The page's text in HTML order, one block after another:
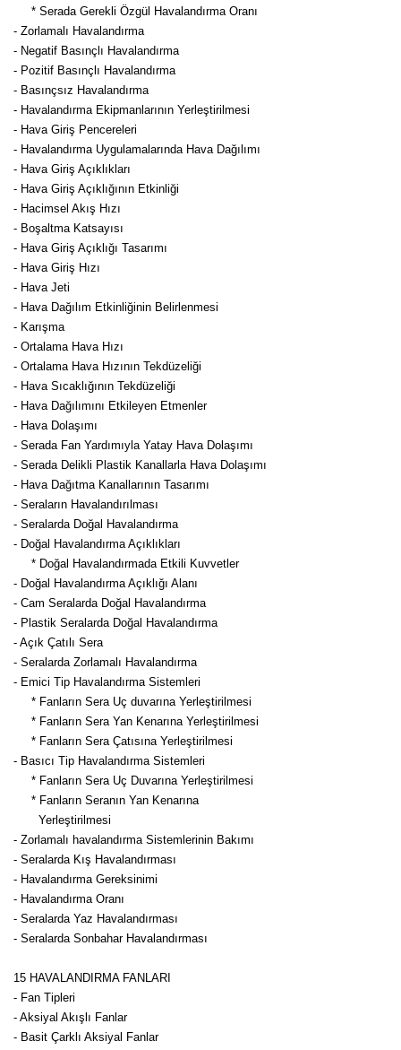
* Serada Gerekli Özgül Havalandırma Oranı
- Zorlamalı Havalandırma
- Negatif Basınçlı Havalandırma
- Pozitif Basınçlı Havalandırma
- Basınçsız Havalandırma
- Havalandırma Ekipmanlarının Yerleştirilmesi
- Hava Giriş Pencereleri
- Havalandırma Uygulamalarında Hava Dağılımı
- Hava Giriş Açıklıkları
- Hava Giriş Açıklığının Etkinliği
- Hacimsel Akış Hızı
- Boşaltma Katsayısı
- Hava Giriş Açıklığı Tasarımı
- Hava Giriş Hızı
- Hava Jeti
- Hava Dağılım Etkinliğinin Belirlenmesi
- Karışma
- Ortalama Hava Hızı
- Ortalama Hava Hızının Tekdüzeliği
- Hava Sıcaklığının Tekdüzeliği
- Hava Dağılımını Etkileyen Etmenler
- Hava Dolaşımı
- Serada Fan Yardımıyla Yatay Hava Dolaşımı
- Serada Delikli Plastik Kanallarla Hava Dolaşımı
- Hava Dağıtma Kanallarının Tasarımı
- Seraların Havalandırılması
- Seralarda Doğal Havalandırma
- Doğal Havalandırma Açıklıkları
* Doğal Havalandırmada Etkili Kuvvetler
- Doğal Havalandırma Açıklığı Alanı
- Cam Seralarda Doğal Havalandırma
- Plastik Seralarda Doğal Havalandırma
- Açık Çatılı Sera
- Seralarda Zorlamalı Havalandırma
- Emici Tip Havalandırma Sistemleri
* Fanların Sera Uç duvarına Yerleştirilmesi
* Fanların Sera Yan Kenarına Yerleştirilmesi
* Fanların Sera Çatısına Yerleştirilmesi
- Basıcı Tip Havalandırma Sistemleri
* Fanların Sera Uç Duvarına Yerleştirilmesi
* Fanların Seranın Yan Kenarına
Yerleştirilmesi
- Zorlamalı havalandırma Sistemlerinin Bakımı
- Seralarda Kış Havalandırması
- Havalandırma Gereksinimi
- Havalandırma Oranı
- Seralarda Yaz Havalandırması
- Seralarda Sonbahar Havalandırması
15 HAVALANDIRMA FANLARI
- Fan Tipleri
- Aksiyal Akışlı Fanlar
- Basit Çarklı Aksiyal Fanlar